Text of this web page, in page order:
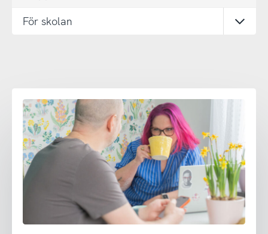
För skolan